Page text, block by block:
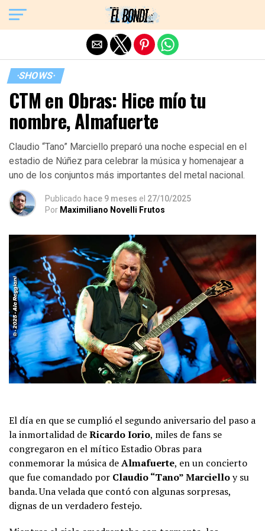
·SHOWS·
CTM en Obras: Hice mío tu
nombre, Almafuerte
Claudio “Tano” Marciello preparó una noche especial en el
estadio de Núñez para celebrar la música y homenajear a
uno de los conjuntos más importantes del metal nacional.
Publicado hace 9 meses el 27/10/2025
Por Maximiliano Novelli Frutos
El día en que se cumplió el segundo aniversario del paso a
la inmortalidad deRicardo Iorio, miles de fans se
congregaron en el mítico Estadio Obras para
conmemorar la música deAlmafuerte, en un concierto
que fue comandado por Claudio “Tano” Marcielloy su
banda. Una velada que contó con algunas sorpresas,
dignas de un verdadero festejo.
Exit mobile version